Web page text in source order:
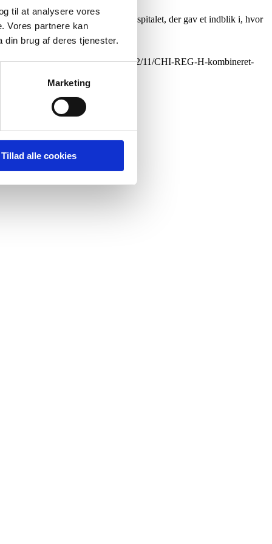
til at analysere vores
Vores partnere kan
din brug af deres tjenester.
Marketing
Tillad alle cookies
Ballast CPH og CAMES Rigshospitalet, der gav et indblik i, hvor
wp-content/uploads/2022/11/CHI-REG-H-kombineret-